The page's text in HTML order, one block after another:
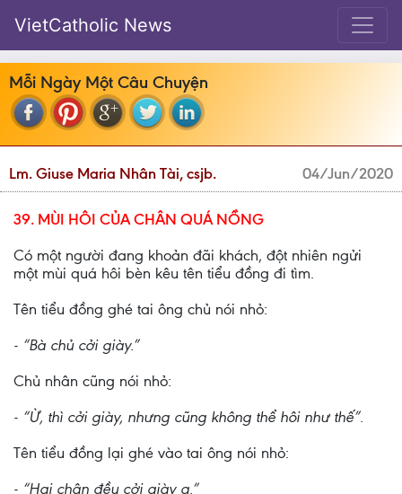
VietCatholic News
Mỗi Ngày Một Câu Chuyện
Lm. Giuse Maria Nhân Tài, csjb. 04/Jun/2020
39. MÙI HÔI CỦA CHÂN QUÁ NỒNG
Có một người đang khoản đãi khách, đột nhiên ngửi
một mùi quá hôi bèn kêu tên tiểu đồng đi tìm.
Tên tiểu đồng ghé tai ông chủ nói nhỏ:
- “Bà chủ cởi giày.”
Chủ nhân cũng nói nhỏ:
- “Ừ, thì cởi giày, nhưng cũng không thể hôi như thế”.
Tên tiểu đồng lại ghé vào tai ông nói nhỏ:
- “Hai chân đều cởi giày ạ.”